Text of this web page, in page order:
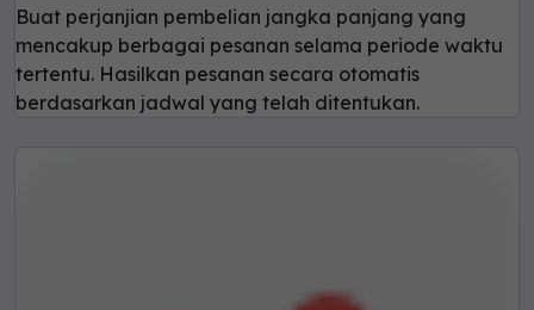
Buat perjanjian pembelian jangka panjang yang
mencakup berbagai pesanan selama periode waktu
tertentu. Hasilkan pesanan secara otomatis
berdasarkan jadwal yang telah ditentukan.